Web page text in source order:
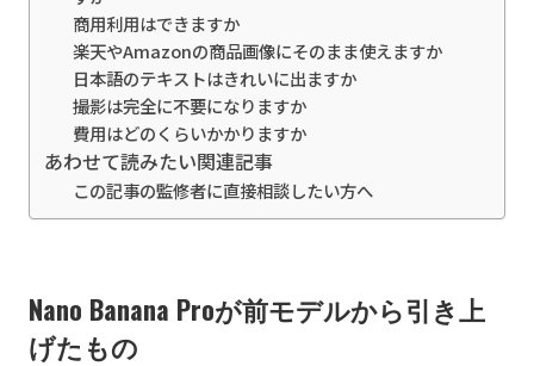
商用利用はできますか
楽天やAmazonの商品画像にそのまま使えますか
日本語のテキストはきれいに出ますか
撮影は完全に不要になりますか
費用はどのくらいかかりますか
あわせて読みたい関連記事
この記事の監修者に直接相談したい方へ
Nano Banana Proが前モデルから引き上
げたもの